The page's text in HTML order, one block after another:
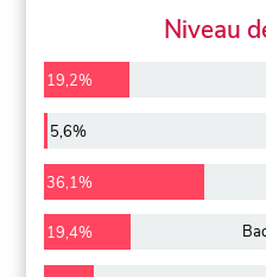
Niveau
19,2%
5,6%
36,1%
19,4%